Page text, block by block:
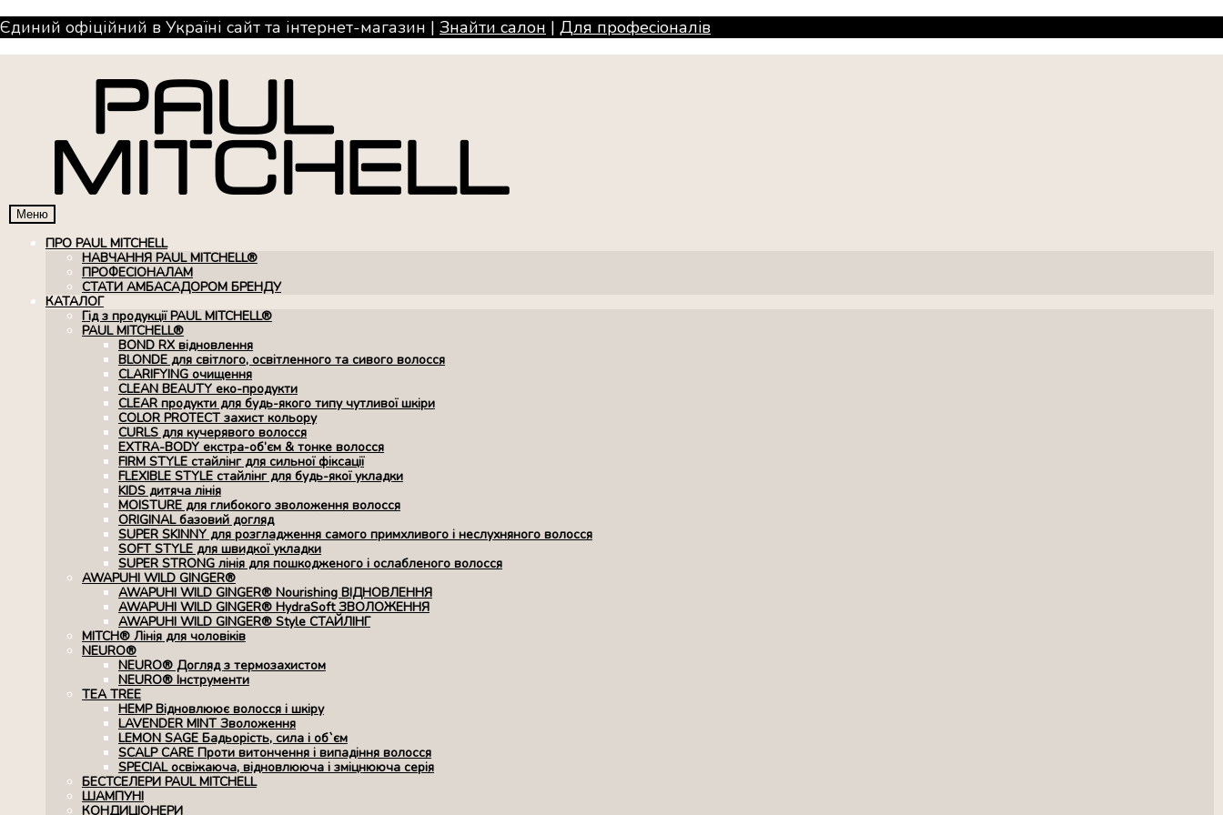
Єдиний офіційний в Україні сайт та інтернет-магазин | Знайти салон | Для професiоналiв
Меню
ПРО PAUL MITCHELL
НАВЧАННЯ PAUL MITCHELL®
ПРОФЕСІОНАЛАМ
СТАТИ АМБАСАДОРОМ БРЕНДУ
КАТАЛОГ
Гід з продукції PAUL MITCHELL®
PAUL MITCHELL®
BOND RX вiдновлення
BLONDE для світлого, освітленного та сивого волосся
CLARIFYING очищення
CLEAN BEAUTY еко-продукти
CLEAR продукти для будь-якого типу чутливої шкіри
COLOR PROTECT захист кольору
CURLS для кучерявого волосся
EXTRA-BODY екстра-об’єм & тонке волосся
FIRM STYLE стайлінг для сильної фіксації
FLEXIBLE STYLE стайлінг для будь-якої укладки
KIDS дитяча лінія
MOISTURE для глибокого зволоження волосся
ORIGINAL базовий догляд
SUPER SKINNY для розгладження самого примхливого і неслухняного волосся
SOFT STYLE для швидкої укладки
SUPER STRONG лінія для пошкодженого і ослабленого волосся
AWAPUHI WILD GINGER®
AWAPUHI WILD GINGER® Nourishing ВІДНОВЛЕННЯ
AWAPUHI WILD GINGER® HydraSoft ЗВОЛОЖЕННЯ
AWAPUHI WILD GINGER® Style СТАЙЛІНГ
MITCH® Лінія для чоловіків
NEURO®
NEURO® Догляд з термозахистом
NEURO® Інструменти
TEA TREE
HEMP Відновлюює волосся і шкіру
LAVENDER MINT Зволоження
LEMON SAGE Бадьорість, сила і об`єм
SCALP CARE Проти витончення і випадіння волосся
SPECIAL освіжаюча, відновлююча і зміцнююча серія
БЕСТСЕЛЕРИ PAUL MITCHELL
ШАМПУНІ
КОНДИЦІОНЕРИ